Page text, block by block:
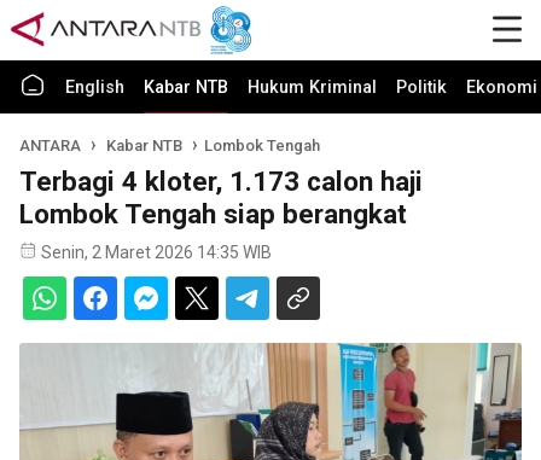
English Kabar NTB Hukum Kriminal Politik
ANTARA Kabar NTB Lombok Tengah
Terbagi 4 kloter, 1.173 calon haji
Lombok Tengah siap berangkat
Senin, 2 Maret 2026 14:35 WIB